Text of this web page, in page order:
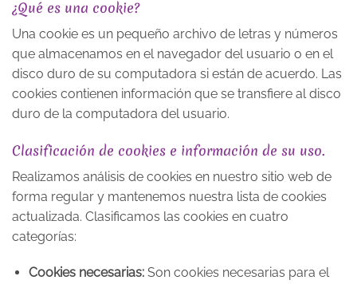
¿Qué es una cookie?
Una cookie es un pequeño archivo de letras y números
que almacenamos en el navegador del usuario o en el
disco duro de su computadora si están de acuerdo. Las
cookies contienen información que se transfiere al disco
duro de la computadora del usuario.
Clasificación de cookies e información de su uso.
Realizamos análisis de cookies en nuestro sitio web de
forma regular y mantenemos nuestra lista de cookies
actualizada. Clasificamos las cookies en cuatro
categorías:
Cookies necesarias:Son cookies necesarias para el